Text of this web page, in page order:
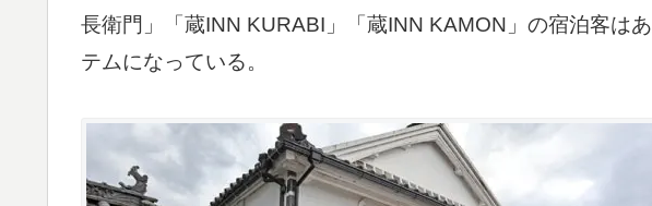
長衛門」「蔵INN KURABI」「蔵INN KAMON」の宿泊客は
テムになっている。